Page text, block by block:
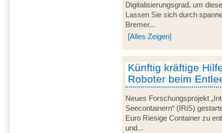
Digitalisierungsgrad, um
Lassen Sie sich durch
Bremer...
[Alles Zeigen]
Künftig kräftige
Roboter beim
Neues Forschungsprojekt
Seecontainern“ (IRiS)
Euro Riesige Container zu
und...